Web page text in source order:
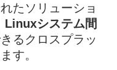
たソリューショ
システム間
るクロスプラッ
す。